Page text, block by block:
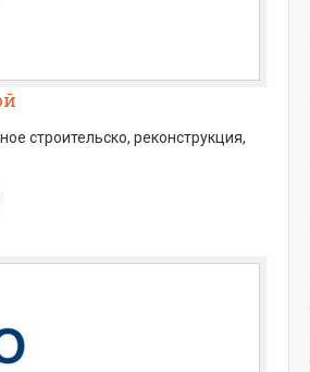
строительско, реконструкция,